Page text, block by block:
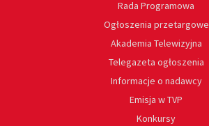
Rada Programowa
Ogłoszenia przetargowe
Akademia Telewizyjna
Telegazeta ogłoszenia
Informacje o nadawcy
Emisja w TVP
Konkursy